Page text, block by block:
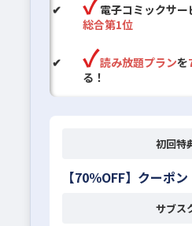
電子コミックサ
総合第1位
読み放題プランを
る！
初回特
【70％OFF】クーポン
サブス